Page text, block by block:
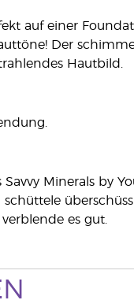
auf einer
Der
Hautbild.
Minerals by
es gut.